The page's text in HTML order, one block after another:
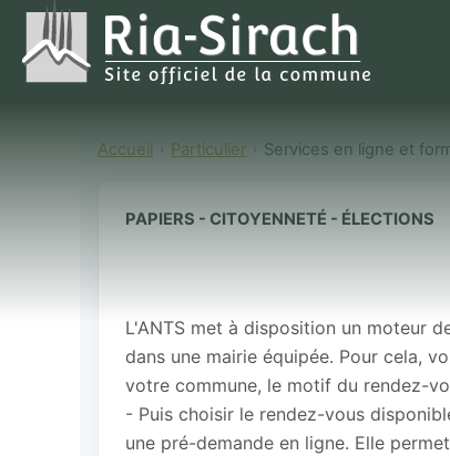
Accueil Particulier Services en ligne et
PAPIERS - CITOYENNETÉ - ÉLECTIONS
demande
L'ANTS met à disposition un moteur
dans une mairie équipée. Pour cela,
votre commune, le motif du rendez-
- Puis choisir le rendez-vous
une pré-demande en ligne. Elle